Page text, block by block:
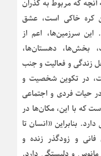
که مربوط به گذران
کره خاکی است، عشق
سرزمین‌ها، اعم از
بخش‌ها، دهستان‌ها،
زندگی و فعالیت و جنب
در تکوین شخصیت و
حیات فردی و اجتماعی
که با این، مکان‌ها در
بنابراین «انسان تا
و زودگذر زنده و